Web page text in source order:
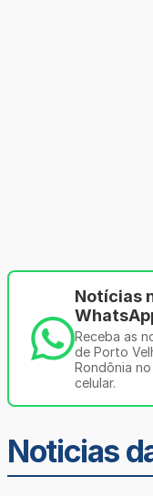
Notícias
Receba as
de Porto
Rondônia no
celular.
Noticias